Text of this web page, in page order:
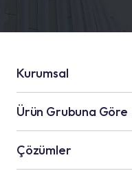
Kurumsal
Kale Grubu
Hakkımızda
İnsan Kaynakları
Ürün Grubuna Göre
Seramik Uygulamaları
Çözümler